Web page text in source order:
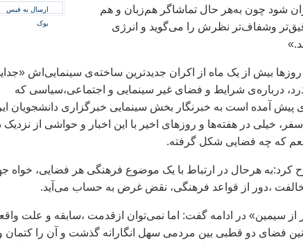
ارسال به فیس
بوک
شود چون به‌هر حال تماشاگر هم‌زبان و هم
وشفاف‌تر نظرش را می‌گويد و انرژی
بيش از يک ماه از اکران جديدترين ساخته‌ی سينمايی‌اش
درباره‌ی شرايط و فضای غير سينمايی و اجتماعی،سياسی که
پيش آمده است به خبرنگار بخش سينمايی خبرگزاری دانشجويان
خيلی در هفته‌ها و روزهای اخير با اين اخبار و حواشی از نزديک
که چه فضايی شکل گرفته.
هرحال در ارتباط با يک موضوع فرهنگی هر فضايی، خواه
،دور از قواعد فرهنگی، نقض غرض به حساب می‌آيد.
از سيمين» در ادامه گفت: اما نمی‌توان ازقدمت ،سابقه و علت
فضای دو قطبی بين مردمی سهل انگارانه گذشت و آن را کتمان